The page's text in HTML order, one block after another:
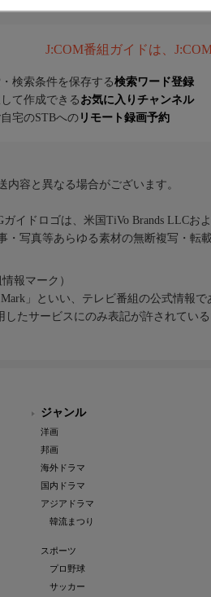
J:COM番組ガイドは、
検索条件を保存する検索ワード登録
て作成できる お気に入りチャンネル
宅のSTBへのリモート録画予約
容と異なる場合がございます。
イドロゴは、米国TiVo Brands LLC
・写真等あらゆる素材の無断複写・転載
報マーク）
」といい、テレビ番組の公式情報で
したサービスにのみ表記が許されている
ジャンル
洋画
邦画
海外ドラマ
国内ドラマ
アジアドラマ
韓流まつり
スポーツ
プロ野球
サッカー